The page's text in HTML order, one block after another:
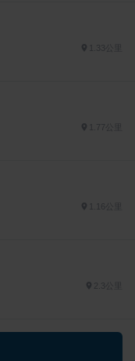
1.33公里
1.77公里
1.16公里
2.3公里